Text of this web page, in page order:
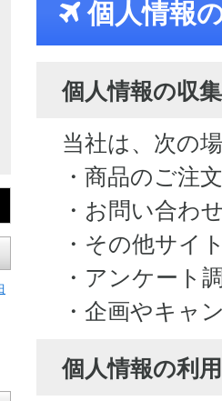
個人情報
個人情報の収集
当社は、次の
・商品のご注
・お問い合わ
・その他サイ
・アンケート
・企画やキャ
個人情報の利